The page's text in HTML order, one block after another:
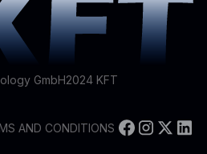
GmbH2024 KFT
AND CONDITIONS